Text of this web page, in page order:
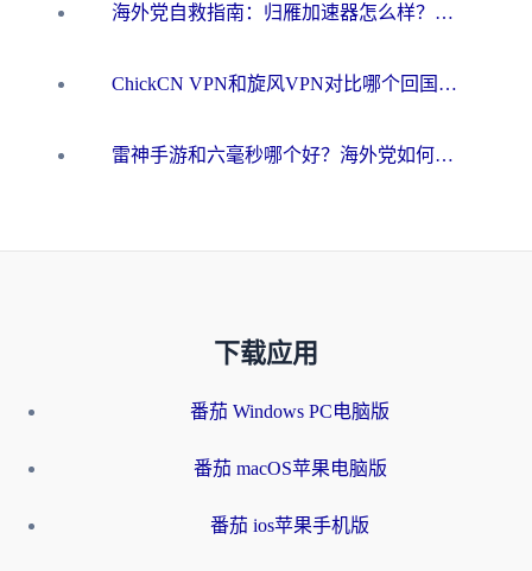
海外党自救指南：归雁加速器怎么样？教你避开坑实现国内资源无缝访问
ChickCN VPN和旋风VPN对比哪个回国效果更好？海外用户的选择困境与出路
雷神手游和六毫秒哪个好？海外党如何真正解锁国内资源
下载应用
番茄 Windows PC电脑版
番茄 macOS苹果电脑版
番茄 ios苹果手机版